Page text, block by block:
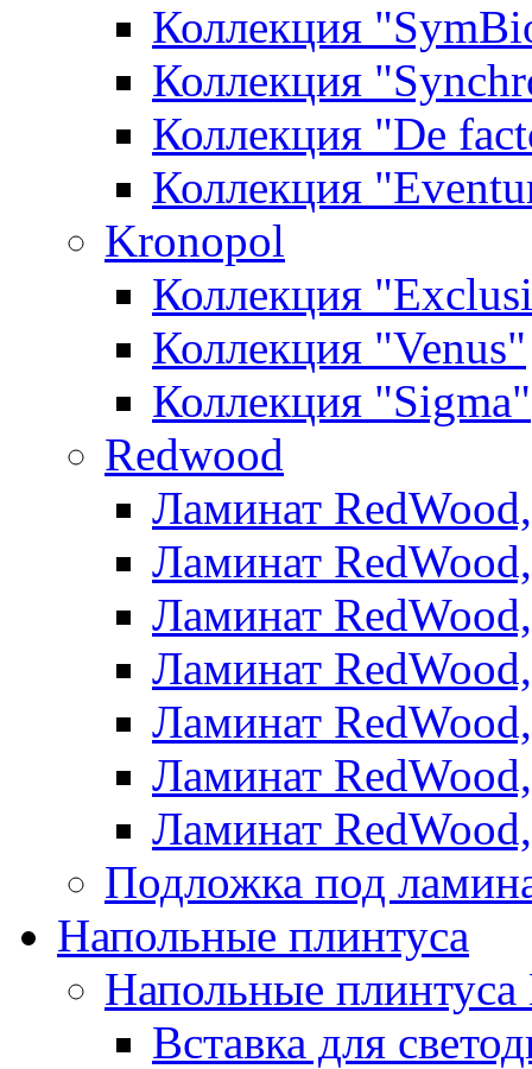
Коллекция
Коллекция
Коллекция "De
Коллекция
Kronopol
Коллекция
Коллекция "Venus"
Коллекция "Sigma"
Redwood
Ламинат
Ламинат
Ламинат
Ламинат
Ламинат
Ламинат
Ламинат
Подложка под
Напольные плинтуса
Напольные
Вставка для